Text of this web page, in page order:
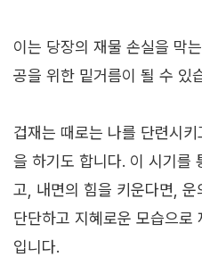
이는 당장의 재물 손실을 막
공을 위한 밑거름이 될 수 있
겁재는 때로는 나를 단련시
을 하기도 합니다. 이 시기를
고, 내면의 힘을 키운다면,
단단하고 지혜로운 모습으로
입니다.